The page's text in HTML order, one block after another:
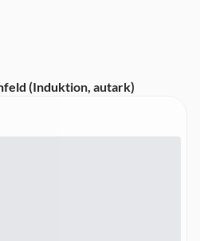
(Induktion, autark)